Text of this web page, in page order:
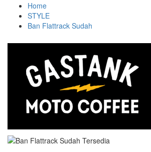
Home
STYLE
Ban Flattrack Sudah